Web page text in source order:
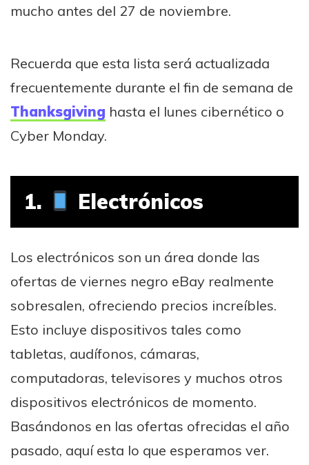
mucho antes del 27 de noviembre.
Recuerda que esta lista será actualizada
frecuentemente durante el fin de semana de
Thanksgiving hasta el lunes cibernético o
Cyber Monday.
1. Electrónicos
Los electrónicos son un área donde las
ofertas de viernes negro eBay realmente
sobresalen, ofreciendo precios increíbles.
Esto incluye dispositivos tales como
tabletas, audífonos, cámaras,
computadoras, televisores y muchos otros
dispositivos electrónicos de momento.
Basándonos en las ofertas ofrecidas el año
pasado, aquí esta lo que esperamos ver.